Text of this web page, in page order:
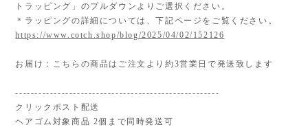
トラッピング」のプルダウンよりご選択ください。
＊ラッピングの詳細については、下記ページをご覧ください。
https://www.cotch.shop/blog/2025/04/02/152126
お届け：こちらの商品はご注文より約3営業日で発送致します
-----------------------------------------------------
クリックポスト配送
ヘアゴム対象商品 2個まで同時発送可